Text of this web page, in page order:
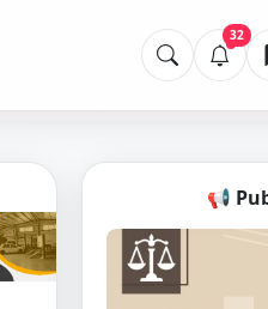
32
📢